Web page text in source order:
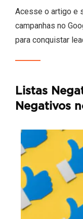
Acesse o artigo e
campanhas no
para conquistar
Listas
Negativos